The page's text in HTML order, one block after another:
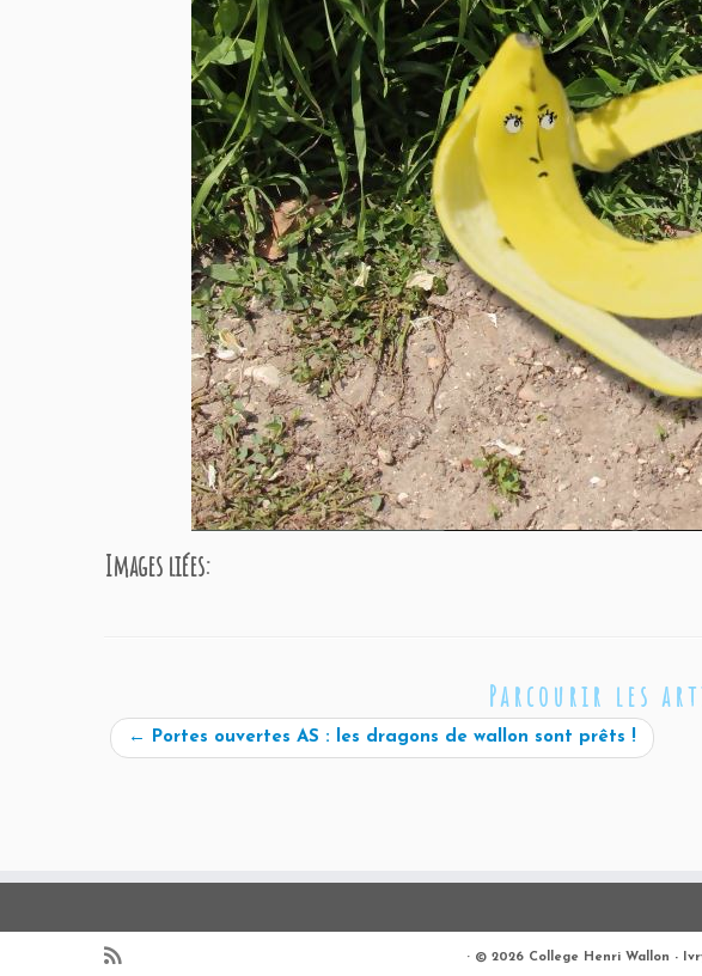
Images liées:
Parcourir les
← Portes ouvertes AS : les dragons de wallon sont prêts !
· © 2026 College Henri Wallon -